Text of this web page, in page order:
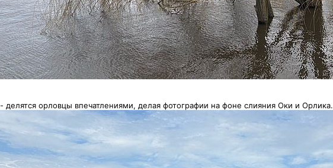
- делятся орловцы впечатлениями, делая фотографии на фоне слияния Оки и Орлика.